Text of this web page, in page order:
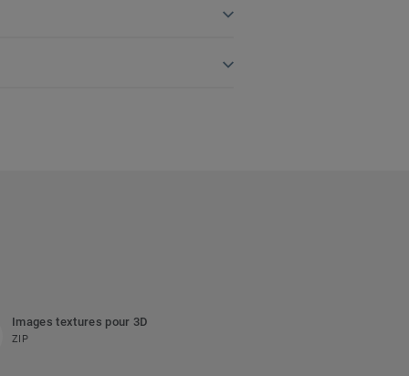
Images textures pour 3D
ZIP